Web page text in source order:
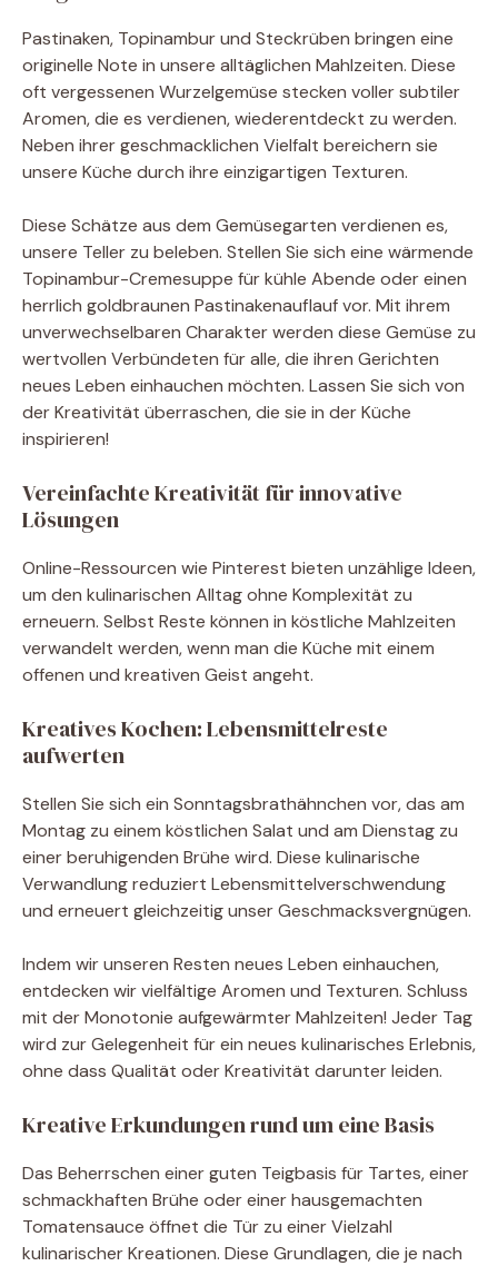
Pastinaken, Topinambur und Steckrüben bringen eine
originelle Note in unsere alltäglichen Mahlzeiten. Diese
oft vergessenen Wurzelgemüse stecken voller subtiler
Aromen, die es verdienen, wiederentdeckt zu werden.
Neben ihrer geschmacklichen Vielfalt bereichern sie
unsere Küche durch ihre einzigartigen Texturen.
Diese Schätze aus dem Gemüsegarten verdienen es,
unsere Teller zu beleben. Stellen Sie sich eine wärmende
Topinambur-Cremesuppe für kühle Abende oder einen
herrlich goldbraunen Pastinakenauflauf vor. Mit ihrem
unverwechselbaren Charakter werden diese Gemüse zu
wertvollen Verbündeten für alle, die ihren Gerichten
neues Leben einhauchen möchten. Lassen Sie sich von
der Kreativität überraschen, die sie in der Küche
inspirieren!
Vereinfachte Kreativität für innovative
Lösungen
Online-Ressourcen wie Pinterest bieten unzählige Ideen,
um den kulinarischen Alltag ohne Komplexität zu
erneuern. Selbst Reste können in köstliche Mahlzeiten
verwandelt werden, wenn man die Küche mit einem
offenen und kreativen Geist angeht.
Kreatives Kochen: Lebensmittelreste
aufwerten
Stellen Sie sich ein Sonntagsbrathähnchen vor, das am
Montag zu einem köstlichen Salat und am Dienstag zu
einer beruhigenden Brühe wird. Diese kulinarische
Verwandlung reduziert Lebensmittelverschwendung
und erneuert gleichzeitig unser Geschmacksvergnügen.
Indem wir unseren Resten neues Leben einhauchen,
entdecken wir vielfältige Aromen und Texturen. Schluss
mit der Monotonie aufgewärmter Mahlzeiten! Jeder Tag
wird zur Gelegenheit für ein neues kulinarisches Erlebnis,
ohne dass Qualität oder Kreativität darunter leiden.
Kreative Erkundungen rund um eine Basis
Das Beherrschen einer guten Teigbasis für Tartes, einer
schmackhaften Brühe oder einer hausgemachten
Tomatensauce öffnet die Tür zu einer Vielzahl
kulinarischer Kreationen. Diese Grundlagen, die je nach